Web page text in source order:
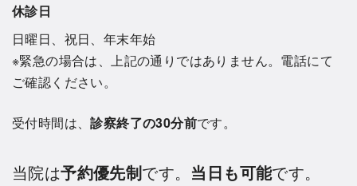
休診日
日曜日、祝日、年末年始
※緊急の場合は、上記の通りではありません。電話にて
ご確認ください。
受付時間は、診察終了の30分前です。
当院は予約優先制です。 当日も可能です。